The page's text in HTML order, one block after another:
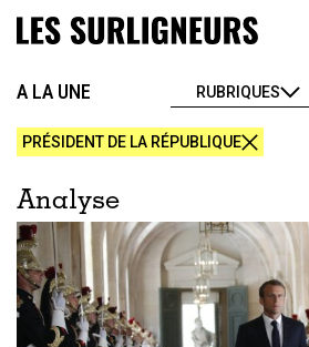
A LA UNE RUBRIQUES
PRÉSIDENT DE LA RÉPUBLIQUE
Analyse